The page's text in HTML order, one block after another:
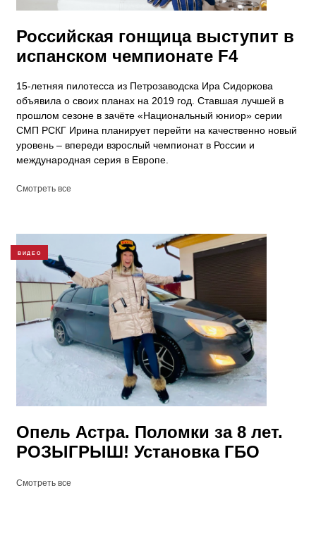
Российская гонщица выступит в
испанском чемпионате F4
15-летняя пилотесса из Петрозаводска Ира Сидоркова
объявила о своих планах на 2019 год. Ставшая лучшей в
прошлом сезоне в зачёте «Национальный юниор» серии
СМП РСКГ Ирина планирует перейти на качественно новый
уровень – впереди взрослый чемпионат в России и
международная серия в Европе.
Смотреть все
ВИДЕО
Опель Астра. Поломки за 8 лет.
РОЗЫГРЫШ! Установка ГБО
Смотреть все